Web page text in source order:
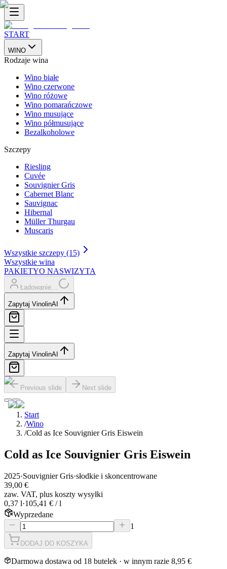
START
WINO
Rodzaje wina
Wino białe
Wino czerwone
Wino różowe
Wino pomarańczowe
Wino musujące
Wino półmusujące
Bezalkoholowe
Szczepy
Riesling
Cuvée
Souvignier Gris
Cabernet Blanc
Sauvignac
Hibernal
Müller Thurgau
Muscaris
Wszystkie szczepy (15)
Wszystkie wina
PAKIETYO NASWIZYTA
Ładowanie…
Zapytaj VinolinAI
Zapytaj VinolinAI
Previous slide Next slide
Start
/Wino
/Cold as Ice Souvignier Gris Eiswein
Cold as Ice Souvignier Gris Eiswein
2025·Souvignier Gris·słodkie i skoncentrowane
39,00 €
zaw. VAT, plus koszty wysyłki
0,37 l·105,41 € / l
Wyprzedane
1
DODAJ DO KOSZYKA
Darmowa dostawa od 18 butelek · w innym razie 8,95 €